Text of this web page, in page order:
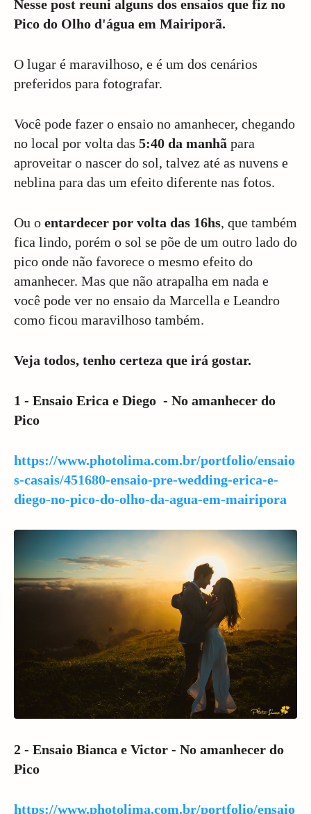
Nesse post reuni alguns dos ensaios que fiz no
Pico do Olho d'água em Mairiporã.
O lugar é maravilhoso, e é um dos cenários
preferidos para fotografar.
Você pode fazer o ensaio no amanhecer, chegando
no local por volta das 5:40 da manhã para
aproveitar o nascer do sol, talvez até as nuvens e
neblina para das um efeito diferente nas fotos.
Ou o entardecer por volta das 16hs, que também
fica lindo, porém o sol se põe de um outro lado do
pico onde não favorece o mesmo efeito do
amanhecer. Mas que não atrapalha em nada e
você pode ver no ensaio da Marcella e Leandro
como ficou maravilhoso também.
Veja todos, tenho certeza que irá gostar.
1 - Ensaio Erica e Diego - No amanhecer do
Pico
https://www.photolima.com.br/portfolio/ensaio
s-casais/451680-ensaio-pre-wedding-erica-e-
diego-no-pico-do-olho-da-agua-em-mairipora
2 - Ensaio Bianca e Victor - No amanhecer do
Pico
https://www.photolima.com.br/portfolio/ensaio